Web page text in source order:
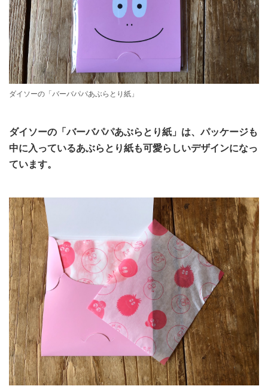
ダイソーの「バーバパパあぶらとり紙」
ダイソーの「バーバパパあぶらとり紙」は、パッケージも
中に入っているあぶらとり紙も可愛らしいデザインになっ
ています。